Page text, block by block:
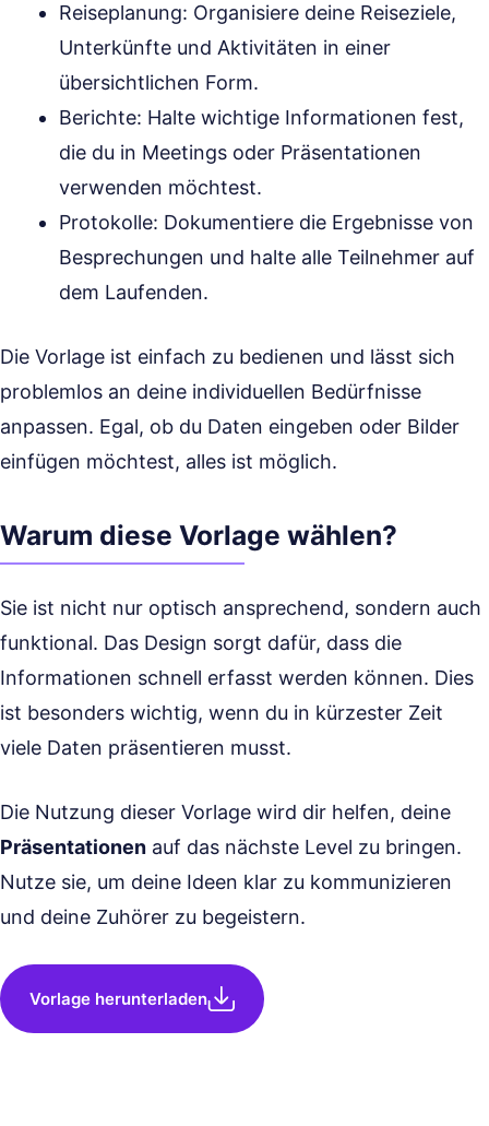
Reiseplanung: Organisiere deine Reiseziele,
Unterkünfte und Aktivitäten in einer
übersichtlichen Form.
Berichte: Halte wichtige Informationen fest,
die du in Meetings oder Präsentationen
verwenden möchtest.
Protokolle: Dokumentiere die Ergebnisse von
Besprechungen und halte alle Teilnehmer auf
dem Laufenden.
Die Vorlage ist einfach zu bedienen und lässt sich
problemlos an deine individuellen Bedürfnisse
anpassen. Egal, ob du Daten eingeben oder Bilder
einfügen möchtest, alles ist möglich.
Warum diese Vorlage wählen?
Sie ist nicht nur optisch ansprechend, sondern auch
funktional. Das Design sorgt dafür, dass die
Informationen schnell erfasst werden können. Dies
ist besonders wichtig, wenn du in kürzester Zeit
viele Daten präsentieren musst.
Die Nutzung dieser Vorlage wird dir helfen, deine
Präsentationen auf das nächste Level zu bringen.
Nutze sie, um deine Ideen klar zu kommunizieren
und deine Zuhörer zu begeistern.
Vorlage herunterladen